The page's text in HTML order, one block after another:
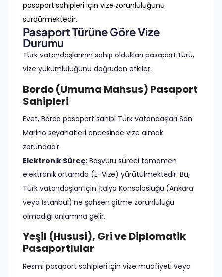
pasaport sahipleri için vize zorunluluğunu
sürdürmektedir.
Pasaport Türüne Göre Vize
Durumu
Türk vatandaşlarının sahip oldukları pasaport türü,
vize yükümlülüğünü doğrudan etkiler.
Bordo (Umuma Mahsus) Pasaport
Sahipleri
Evet, Bordo pasaport sahibi Türk vatandaşları San
Marino seyahatleri öncesinde vize almak
zorundadır.
Elektronik Süreç: Başvuru süreci tamamen
elektronik ortamda (E-Vize) yürütülmektedir. Bu,
Türk vatandaşları için İtalya Konsolosluğu (Ankara
veya İstanbul)’ne şahsen gitme zorunluluğu
olmadığı anlamına gelir.
Yeşil (Hususi), Gri ve Diplomatik
Pasaportlular
Resmi pasaport sahipleri için vize muafiyeti veya